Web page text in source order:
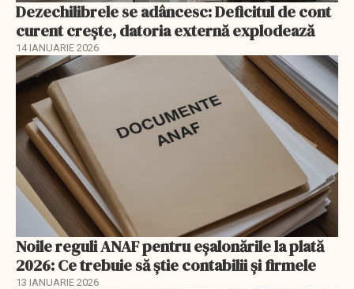
Dezechilibrele se adâncesc: Deficitul de cont
curent crește, datoria externă explodează
14 IANUARIE 2026
Noile reguli ANAF pentru eşalonările la plată
2026: Ce trebuie să știe contabilii și firmele
13 IANUARIE 2026